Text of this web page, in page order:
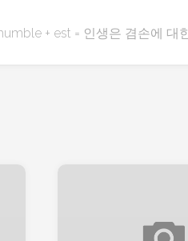
+ est = 인생은 겸손에 대